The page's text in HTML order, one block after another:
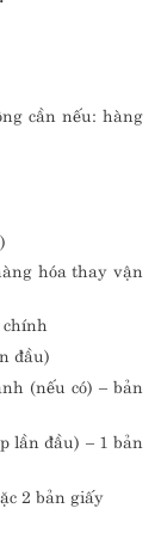
cần nếu: hàng
hóa thay vận
đầu)
(nếu có) – bản
lần đầu) – 1 bản
2 bản giấy